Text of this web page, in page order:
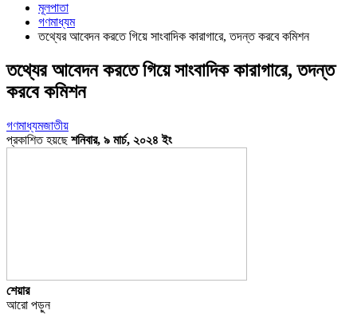
মূলপাতা
গণমাধ্যম
তথ্যের আবেদন করতে গিয়ে সাংবাদিক কারাগারে, তদন্ত করবে কমিশন
তথ্যের আবেদন করতে গিয়ে সাংবাদিক কারাগারে, তদন্ত
করবে কমিশন
গণমাধ্যমজাতীয়
প্রকাশিত হয়ছেশনিবার, ৯ মার্চ, ২০২৪ ইং
শেয়ার
আরো পড়ুন